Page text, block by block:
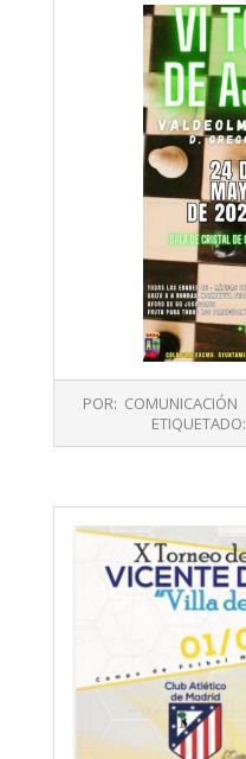
30
POR: COMUNICACIÓN
ETIQUETADO: